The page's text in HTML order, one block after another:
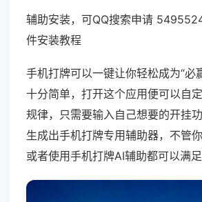
辅助安装，可QQ搜索申请
件安装教程
手机打牌可以一键让你轻松成为“必
十分简单，打开这个应用便可以自
规律，只需要输入自己想要的开挂
生成出手机打牌专用辅助器，不管
或者使用手机打牌AI辅助都可以满足